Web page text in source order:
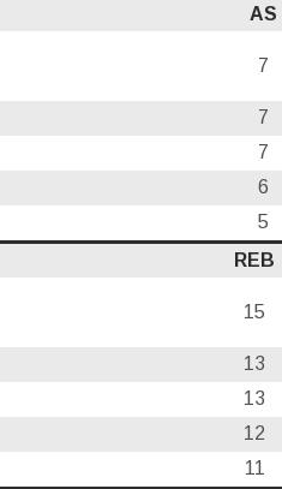
AS
7
7
7
6
5
REB
15
13
13
12
11